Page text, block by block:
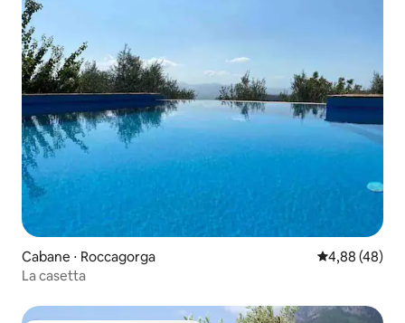
Cabane ⋅ Roccagorga Évaluation
4,88 (48)
La casetta